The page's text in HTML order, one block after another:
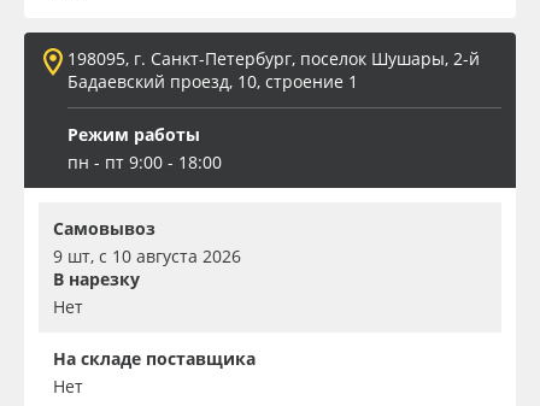
198095, г. Санкт-Петербург, поселок Шушары, 2-й
Бадаевский проезд, 10, строение 1
Режим работы
пн - пт 9:00 - 18:00
Самовывоз
9 шт, с 10 августа 2026
В нарезку
Нет
На складе поставщика
Нет